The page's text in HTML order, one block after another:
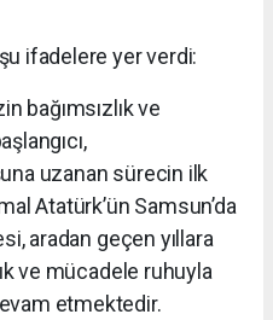
ifadelere yer verdi:
bağımsızlık ve
uzanan sürecin ilk
Atatürk’ün Samsun’da
aradan geçen yıllara
ve mücadele ruhuyla
etmektedir.